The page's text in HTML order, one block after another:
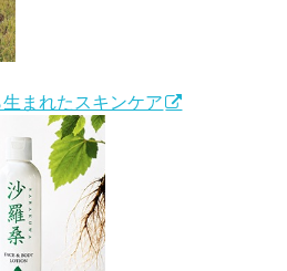
まれたスキンケア